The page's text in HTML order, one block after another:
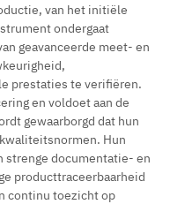
van het initiële
ondergaat
geavanceerde meet- en
prestaties te verifiëren.
en voldoet aan de
gewaarborgd dat hun
Hun
documentatie- en
producttraceerbaarheid
continu toezicht op